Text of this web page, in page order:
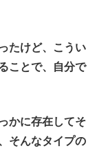
たけど、こうい
ことで、自分で
かに存在してそ
そんなタイプの